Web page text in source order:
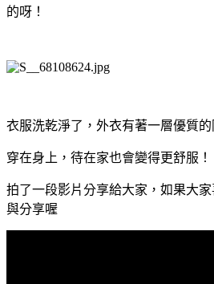
的呀！
衣服洗乾淨了，外衣有著一層優質的
穿在身上，待在家也會變得更舒服！
拍了一段影片分享給大家，如果大
與分享喔